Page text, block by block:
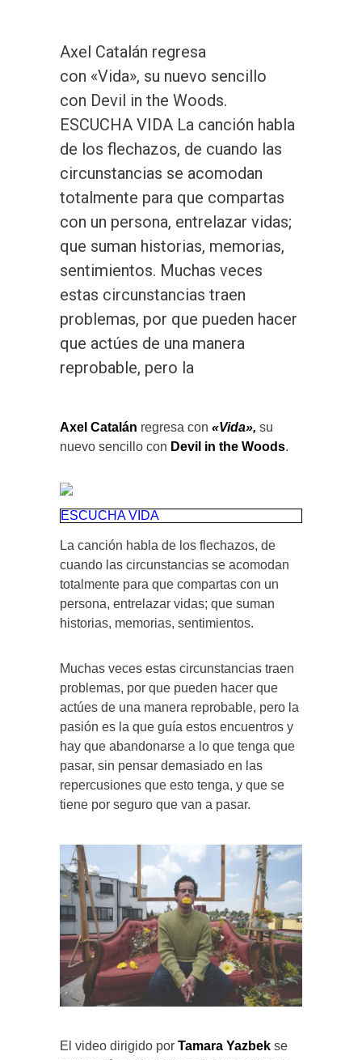
Axel Catalán regresa
con «Vida», su nuevo sencillo
con Devil in the Woods.
ESCUCHA VIDA La canción habla
de los flechazos, de cuando las
circunstancias se acomodan
totalmente para que compartas
con un persona, entrelazar vidas;
que suman historias, memorias,
sentimientos. Muchas veces
estas circunstancias traen
problemas, por que pueden hacer
que actúes de una manera
reprobable, pero la
Axel Catalán regresa con «Vida», su
nuevo sencillo con Devil in the Woods.
ESCUCHA VIDA
La canción habla de los flechazos, de
cuando las circunstancias se acomodan
totalmente para que compartas con un
persona, entrelazar vidas; que suman
historias, memorias, sentimientos.
Muchas veces estas circunstancias traen
problemas, por que pueden hacer que
actúes de una manera reprobable, pero la
pasión es la que guía estos encuentros y
hay que abandonarse a lo que tenga que
pasar, sin pensar demasiado en las
repercusiones que esto tenga, y que se
tiene por seguro que van a pasar.
El video dirigido por Tamara Yazbek se